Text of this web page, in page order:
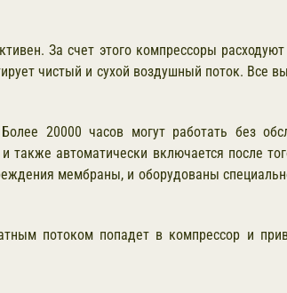
За счет этого компрессоры
чистый и сухой воздушный поток. Все
20000 часов могут работать без
автоматически включается после
мембраны, и оборудованы
потоком попадет в компрессор и